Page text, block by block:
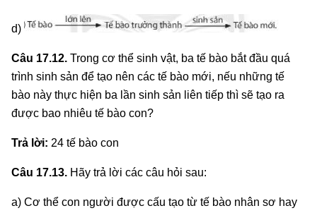
d)
Câu 17.12. Trong cơ thể sinh vật, ba tế bào bắt đầu quá
trình sinh sản để tạo nên các tế bào mới, nếu những tế
bào này thực hiện ba lần sinh sản liên tiếp thì sẽ tạo ra
được bao nhiêu tế bào con?
Trả lời: 24 tế bào con
Câu 17.13. Hãy trả lời các câu hỏi sau:
a) Cơ thể con người được cấu tạo từ tế bào nhân sơ hay